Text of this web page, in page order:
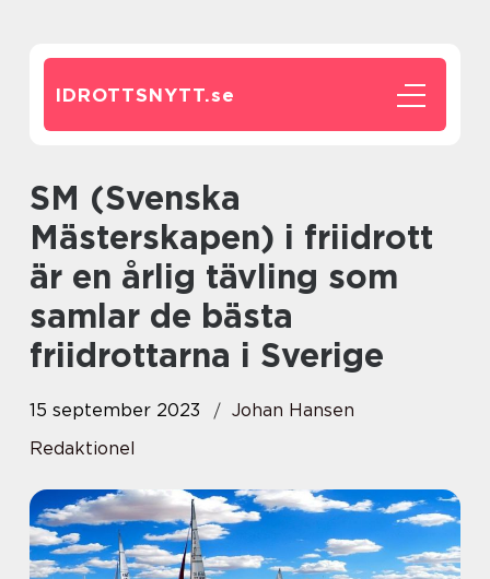
IDROTTSNYTT.se
SM (Svenska
Mästerskapen) i friidrott
är en årlig tävling som
samlar de bästa
friidrottarna i Sverige
15 september 2023
Johan Hansen
Redaktionel